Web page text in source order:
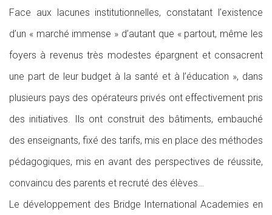
Face aux lacunes institutionnelles, constatant l’existence
d’un « marché immense » d’autant que « partout, même les
foyers à revenus très modestes épargnent et consacrent
une part de leur budget à la santé et à l’éducation », dans
plusieurs pays des opérateurs privés ont effectivement pris
des initiatives. Ils ont construit des bâtiments, embauché
des enseignants, fixé des tarifs, mis en place des méthodes
pédagogiques, mis en avant des perspectives de réussite,
convaincu des parents et recruté des élèves…
Le développement des Bridge International Academies en